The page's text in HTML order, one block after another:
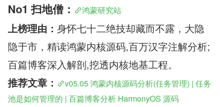
No1 扫地僧： 鸿蒙研究站
上榜理由： 身怀七十二绝技却藏而不露，大隐
隐于市， 精读鸿蒙内核源码,百万汉字注解分析;
百篇博客深入解剖,挖透内核地基工程。
推荐文章：
v05.05 鸿蒙内核源码分析(任务管理) | 任务
池是如何管理的 | 百篇博客分析 HarmonyOS 源码